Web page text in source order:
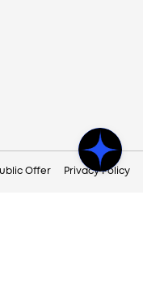
Offer Privacy Policy